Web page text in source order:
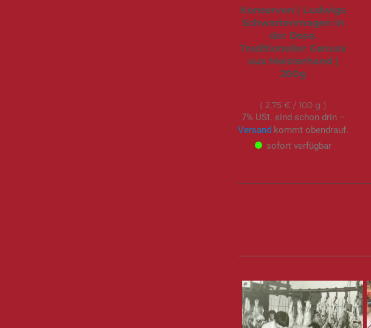
Konserven | Ludwigs
Schwartenmagen in
der Dose.
Traditioneller Genuss
aus Meisterhand |
200g
2,75 € / 100 g
7% USt. sind schon drin –
Versand kommt obendrauf.
sofort verfügbar